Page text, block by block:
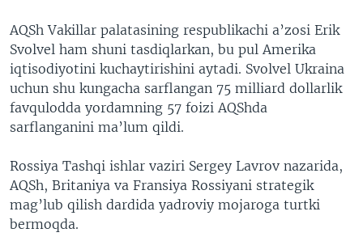
AQSh Vakillar palatasining respublikachi a’zosi Erik
Svolvel ham shuni tasdiqlarkan, bu pul Amerika
iqtisodiyotini kuchaytirishini aytadi. Svolvel Ukraina
uchun shu kungacha sarflangan 75 milliard dollarlik
favqulodda yordamning 57 foizi AQShda
sarflanganini ma’lum qildi.
Rossiya Tashqi ishlar vaziri Sergey Lavrov nazarida,
AQSh, Britaniya va Fransiya Rossiyani strategik
mag’lub qilish dardida yadroviy mojaroga turtki
bermoqda.